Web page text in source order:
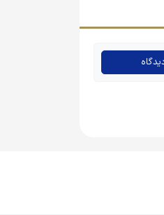
و چه از نظر
صرفه بوده و